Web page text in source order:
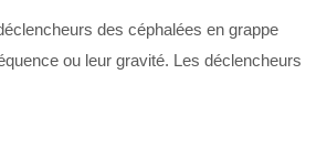
des céphalées en grappe
ou leur gravité. Les déclencheurs